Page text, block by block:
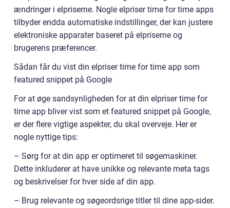
ændringer i elpriserne. Nogle elpriser time for time apps
tilbyder endda automatiske indstillinger, der kan justere
elektroniske apparater baseret på elpriserne og
brugerens præferencer.
Sådan får du vist din elpriser time for time app som
featured snippet på Google
For at øge sandsynligheden for at din elpriser time for
time app bliver vist som et featured snippet på Google,
er der flere vigtige aspekter, du skal overveje. Her er
nogle nyttige tips:
– Sørg for at din app er optimeret til søgemaskiner.
Dette inkluderer at have unikke og relevante meta tags
og beskrivelser for hver side af din app.
– Brug relevante og søgeordsrige titler til dine app-sider.